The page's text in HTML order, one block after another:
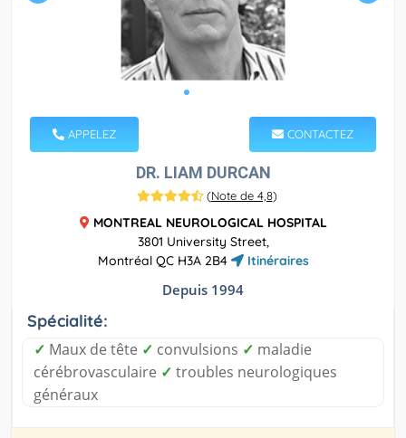
APPELEZ CONTACTEZ
DR. LIAM DURCAN
(Note de 4,8)
MONTREAL NEUROLOGICAL HOSPITAL
3801 University Street,
Montréal QC H3A 2B4
Itinéraires
Depuis 1994
Spécialité:
✓ Maux de tête ✓ convulsions ✓ maladie
cérébrovasculaire ✓ troubles neurologiques
généraux